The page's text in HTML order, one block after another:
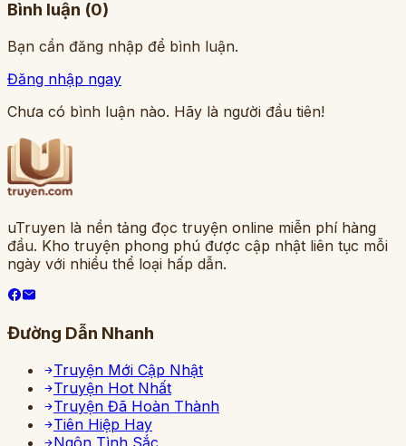
Bình luận (0)
Bạn cần đăng nhập để bình luận.
Đăng nhập ngay
Chưa có bình luận nào. Hãy là người đầu tiên!
uTruyen là nền tảng đọc truyện online miễn phí hàng
đầu. Kho truyện phong phú được cập nhật liên tục mỗi
ngày với nhiều thể loại hấp dẫn.
Đường Dẫn Nhanh
Truyện Mới Cập Nhật
Truyện Hot Nhất
Truyện Đã Hoàn Thành
Tiên Hiệp Hay
Ngôn Tình Sắc